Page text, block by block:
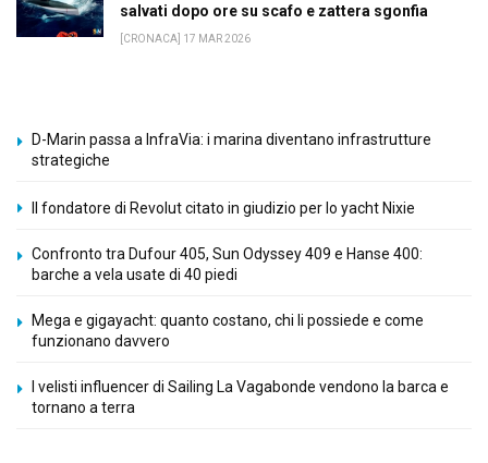
salvati dopo ore su scafo e zattera sgonfia
[CRONACA] 17 MAR 2026
D-Marin passa a InfraVia: i marina diventano infrastrutture
strategiche
Il fondatore di Revolut citato in giudizio per lo yacht Nixie
Confronto tra Dufour 405, Sun Odyssey 409 e Hanse 400:
barche a vela usate di 40 piedi
Mega e gigayacht: quanto costano, chi li possiede e come
funzionano davvero
I velisti influencer di Sailing La Vagabonde vendono la barca e
tornano a terra